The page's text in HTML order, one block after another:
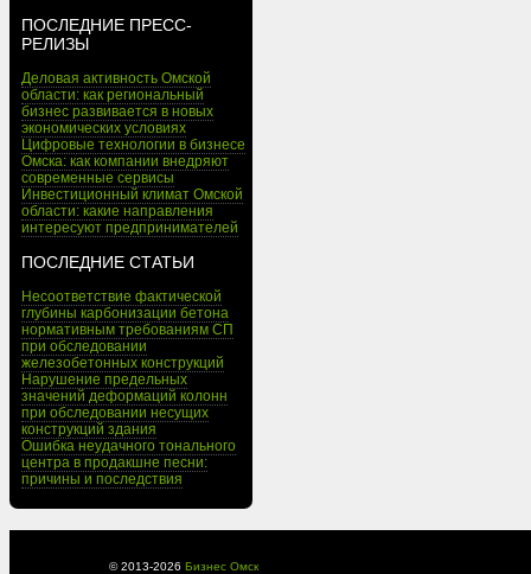
ПОСЛЕДНИЕ ПРЕСС-
РЕЛИЗЫ
Деловая активность Омской
области: как региональный
бизнес развивается в новых
экономических условиях
Цифровые технологии в бизнесе
Омска: как компании внедряют
современные сервисы
Инвестиционный климат Омской
области: какие направления
интересуют предпринимателей
ПОСЛЕДНИЕ СТАТЬИ
Несоответствие фактической
глубины карбонизации бетона
нормативным требованиям СП
при обследовании
железобетонных конструкций
Нарушение предельных
значений деформаций колонн
при обследовании несущих
конструкций здания
Ошибка неудачного тонального
центра в продакшне песни:
причины и последствия
© 2013-2026 Бизнес Омск